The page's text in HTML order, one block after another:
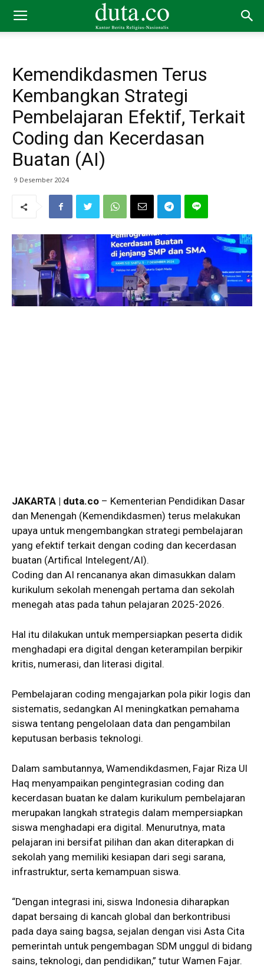
Kemendikdasmen Terus
Kembangkan Strategi
Pembelajaran Efektif, Terkait
Coding dan Kecerdasan
Buatan (AI)
9 Desember 2024
JAKARTA | duta.co – Kementerian Pendidikan Dasar
dan Menengah (Kemendikdasmen) terus melakukan
upaya untuk mengembangkan strategi pembelajaran
yang efektif terkait dengan coding dan kecerdasan
buatan (Artifical Intelegent/AI).
Coding dan AI rencananya akan dimasukkan dalam
kurikulum sekolah menengah pertama dan sekolah
menegah atas pada tahun pelajaran 2025-2026.
Hal itu dilakukan untuk mempersiapkan peserta didik
menghadapi era digital dengan keterampilan berpikir
kritis, numerasi, dan literasi digital.
Pembelajaran coding mengajarkan pola pikir logis dan
sistematis, sedangkan AI meningkatkan pemahama
siswa tentang pengelolaan data dan pengambilan
keputusan berbasis teknologi.
Dalam sambutannya, Wamendikdasmen, Fajar Riza Ul
Haq menyampaikan pengintegrasian coding dan
kecerdasan buatan ke dalam kurikulum pembelajaran
merupakan langkah strategis dalam mempersiapkan
siswa menghadapi era digital. Menurutnya, mata
pelajaran ini bersifat pilihan dan akan diterapkan di
sekolah yang memiliki kesiapan dari segi sarana,
infrastruktur, serta kemampuan siswa.
“Dengan integrasi ini, siswa Indonesia diharapkan
dapat bersaing di kancah global dan berkontribusi
pada daya saing bagsa, sejalan dengan visi Asta Cita
pemerintah untuk pengembagan SDM unggul di bidang
sains, teknologi, dan pendidikan,” tutur Wamen Fajar.